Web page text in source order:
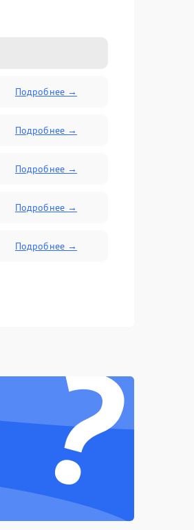
Подробнее →
Подробнее →
Подробнее →
Подробнее →
Подробнее →
?